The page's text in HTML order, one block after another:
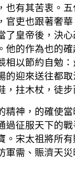
也有其苦衷。
官吏也跟著奢
了皇帝後，決心
他的作為也的確
相以節約自勉：
的迎來送往都
，拄木杖，徒步
精神，的確使
過征服天下的
。宋太祖將所
軍需、賑濟天